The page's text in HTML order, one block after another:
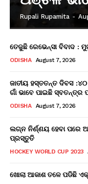
Rupali Rupamita -
ତେଜୁଛି ରେଭେନ୍ସା ବିବାଦ
ODISHA August 7, 2026
ଜାତୀୟ ହସ୍ତତନ୍ତ ଦିବସ :୪୦
ଗାଁ ଭାବେ ପାଇଛି ସ୍ବତନ୍ତ୍ର
ODISHA August 7, 2026
ଲଗ୍ନ ନିର୍ଣ୍ଣୟ ହେବା
ପ୍ରସ୍ତୁତି
HOCKEY WORLD CUP 2023
ଖୋଲା ଆକାଶ ତଳେ ପଡିଛି